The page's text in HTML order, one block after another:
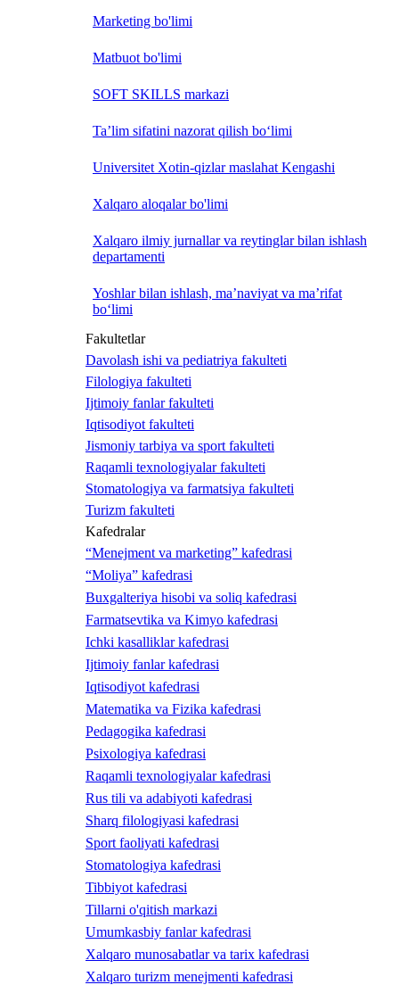
Marketing bo'limi
Matbuot bo'limi
SOFT SKILLS markazi
Ta’lim sifatini nazorat qilish bo‘limi
Universitet Xotin-qizlar maslahat Kengashi
Xalqaro aloqalar bo'limi
Xalqaro ilmiy jurnallar va reytinglar bilan ishlash
departamenti
Yoshlar bilan ishlash, ma’naviyat va ma’rifat
bo‘limi
Fakultetlar
Davolash ishi va pediatriya fakulteti
Filologiya fakulteti
Ijtimoiy fanlar fakulteti
Iqtisodiyot fakulteti
Jismoniy tarbiya va sport fakulteti
Raqamli texnologiyalar fakulteti
Stomatologiya va farmatsiya fakulteti
Turizm fakulteti
Kafedralar
“Menejment va marketing” kafedrasi
“Moliya” kafedrasi
Buxgalteriya hisobi va soliq kafedrasi
Farmatsevtika va Kimyo kafedrasi
Ichki kasalliklar kafedrasi
Ijtimoiy fanlar kafedrasi
Iqtisodiyot kafedrasi
Matematika va Fizika kafedrasi
Pedagogika kafedrasi
Psixologiya kafedrasi
Raqamli texnologiyalar kafedrasi
Rus tili va adabiyoti kafedrasi
Sharq filologiyasi kafedrasi
Sport faoliyati kafedrasi
Stomatologiya kafedrasi
Tibbiyot kafedrasi
Tillarni o'qitish markazi
Umumkasbiy fanlar kafedrasi
Xalqaro munosabatlar va tarix kafedrasi
Xalqaro turizm menejmenti kafedrasi